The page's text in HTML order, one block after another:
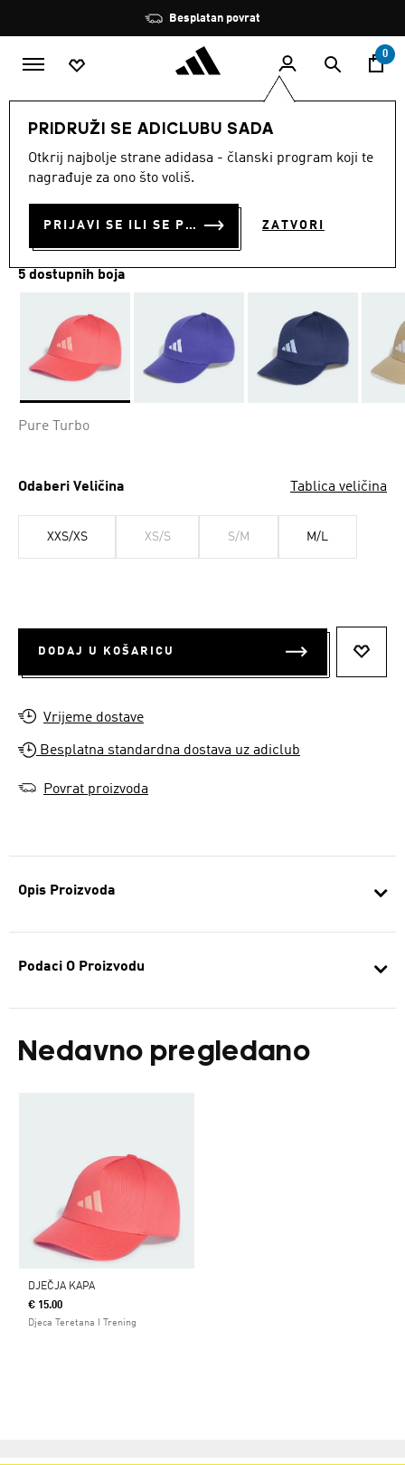
Zaustavi
rotaciju
Besplatan povrat
0
PRIDRUŽI SE ADICLUBU SADA
Otkrij najbolje strane adidasa - članski program koji te
nagrađuje za ono što voliš.
PRIJAVI SE ILI SE PRIDRUŽI SADA ZATVORI
Opis Proizvoda
Podaci O Proizvodu
Nedavno pregledano
DJEČJA KAPA
€ 15.00
Djeca Teretana I Trening
Dodaci
DJEČJA KAPA
€ 15.00
5 dostupnih boja
Pure Turbo
Odaberi Veličina Tablica veličina
XXS/XS XS/S S/M M/L
DODAJ U KOŠARICU
Vrijeme dostave
Besplatna standardna dostava uz adiclub
Povrat proizvoda